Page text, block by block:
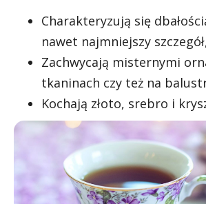
Charakteryzują się
nawet najmniejszy
Zachwycają misternymi
tkaninach czy też na
Kochają złoto, srebro i